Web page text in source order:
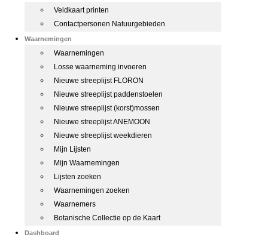
Veldkaart printen
Contactpersonen Natuurgebieden
Waarnemingen
Waarnemingen
Losse waarneming invoeren
Nieuwe streeplijst FLORON
Nieuwe streeplijst paddenstoelen
Nieuwe streeplijst (korst)mossen
Nieuwe streeplijst ANEMOON
Nieuwe streeplijst weekdieren
Mijn Lijsten
Mijn Waarnemingen
Lijsten zoeken
Waarnemingen zoeken
Waarnemers
Botanische Collectie op de Kaart
Dashboard